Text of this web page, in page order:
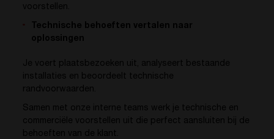
voorstellen.
Technische behoeften vertalen naar
oplossingen
Je voert plaatsbezoeken uit, analyseert bestaande
installaties en beoordeelt technische
randvoorwaarden.
Samen met onze interne teams werk je technische en
commerciële voorstellen uit die perfect aansluiten bij de
behoeften van de klant.